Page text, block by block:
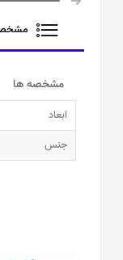
مشخصه ها
ابعاد
جنس